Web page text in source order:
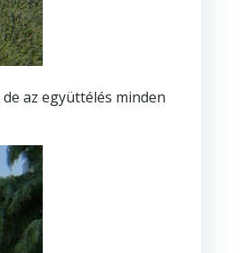
az együttélés minden